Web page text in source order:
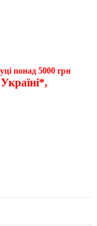
понад 5000 грн
Україні*,